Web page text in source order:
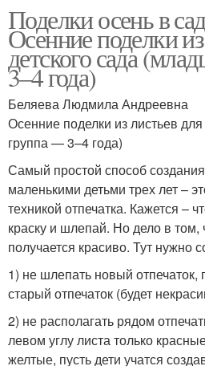
Поделки осень в
Осенние поделки
детского сада
3–4 года)
Беляева Людмила Андреевна
Осенние поделки из листьев
группа — 3–4 года)
Самый простой способ
маленькими детьми трех лет –
техникой отпечатка. Кажется –
краску и шлепай. Но дело в том,
получается красиво. Тут нужно
1) не шлепать новый
старый отпечаток (будет
2) не располагать рядом
левом углу листа только
желтые, пусть дети учатся